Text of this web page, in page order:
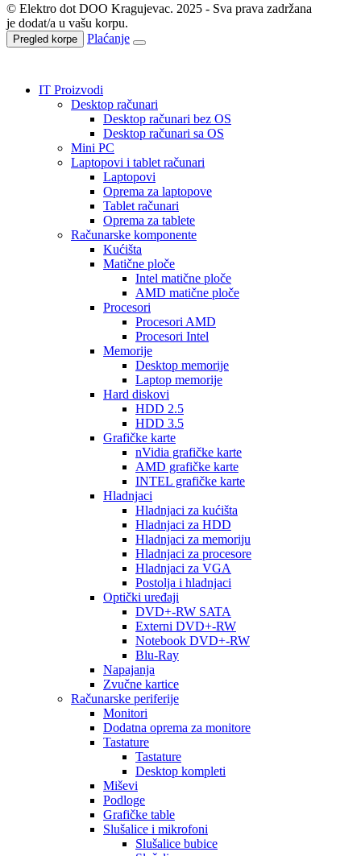
© Elektro dot DOO Kragujevac. 2025 - Sva prava zadržana
je dodat/a u vašu korpu.
Pregled korpe Plaćanje
IT Proizvodi
Desktop računari
Desktop računari bez OS
Desktop računari sa OS
Mini PC
Laptopovi i tablet računari
Laptopovi
Oprema za laptopove
Tablet računari
Oprema za tablete
Računarske komponente
Kućišta
Matične ploče
Intel matične ploče
AMD matične ploče
Procesori
Procesori AMD
Procesori Intel
Memorije
Desktop memorije
Laptop memorije
Hard diskovi
HDD 2.5
HDD 3.5
Grafičke karte
nVidia grafičke karte
AMD grafičke karte
INTEL grafičke karte
Hladnjaci
Hladnjaci za kućišta
Hladnjaci za HDD
Hladnjaci za memoriju
Hladnjaci za procesore
Hladnjaci za VGA
Postolja i hladnjaci
Optički uređaji
DVD+-RW SATA
Externi DVD+-RW
Notebook DVD+-RW
Blu-Ray
Napajanja
Zvučne kartice
Računarske periferije
Monitori
Dodatna oprema za monitore
Tastature
Tastature
Desktop kompleti
Miševi
Podloge
Grafičke table
Slušalice i mikrofoni
Slušalice bubice